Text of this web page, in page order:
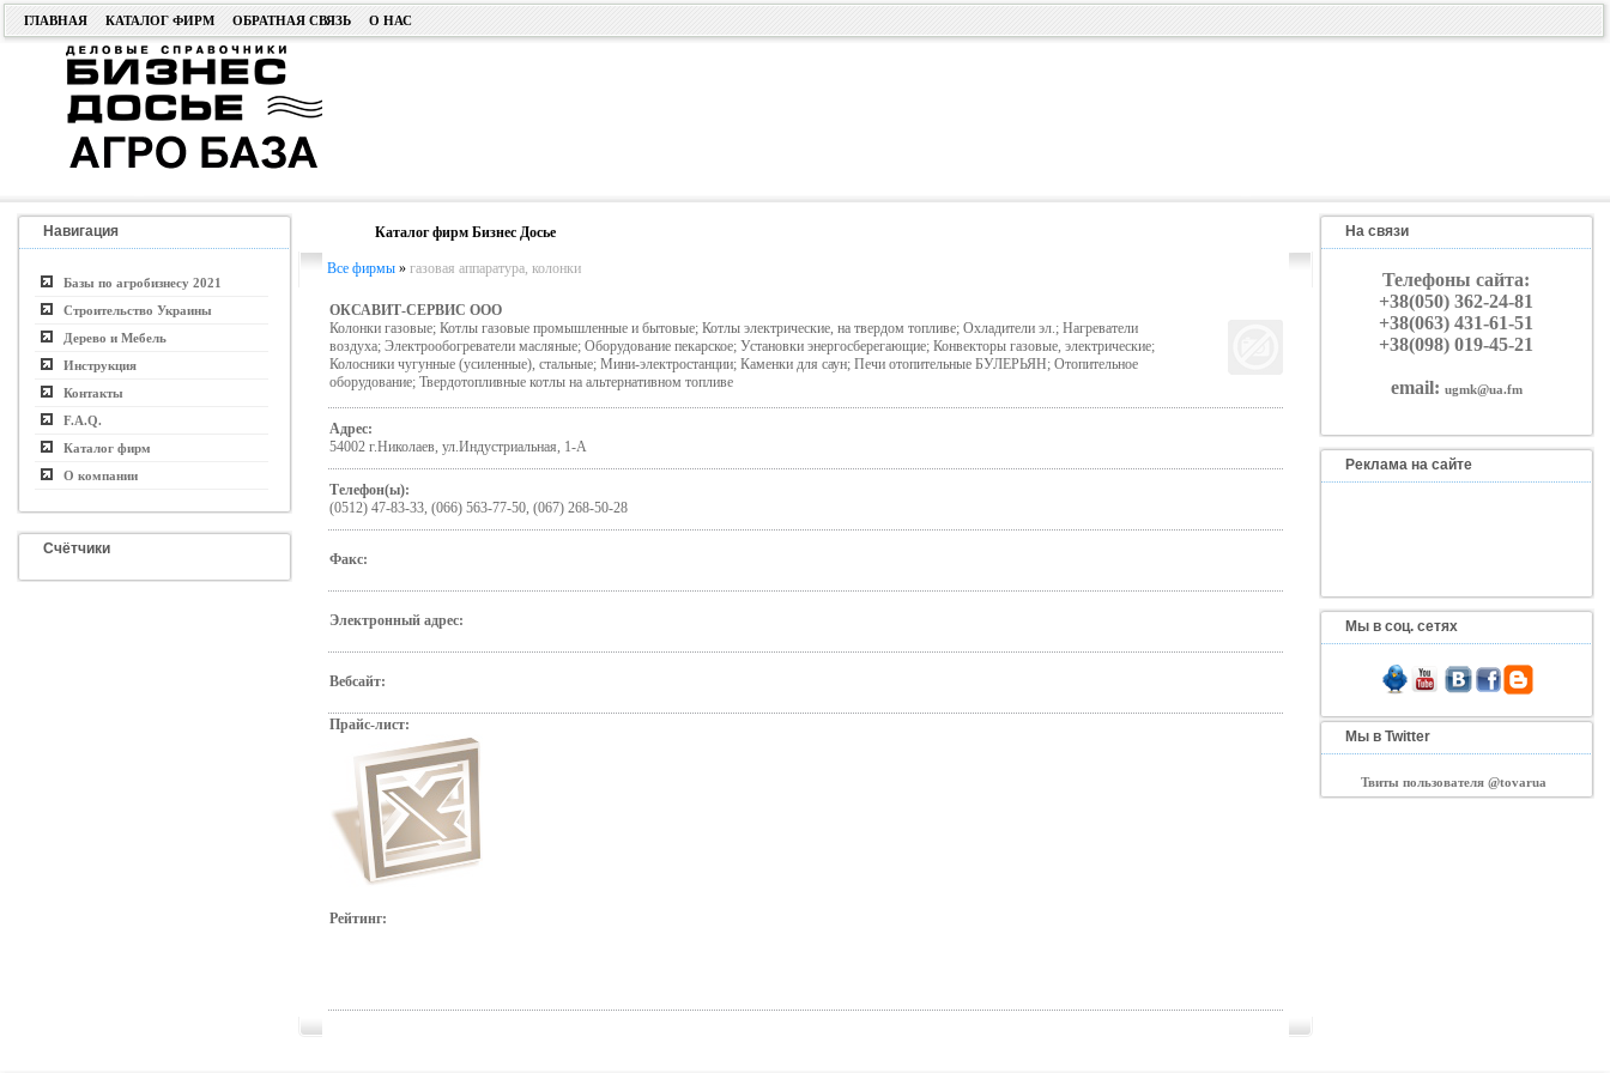
ГЛАВНАЯ КАТАЛОГ ФИРМ ОБРАТНАЯ СВЯЗЬ О НАС
Навигация
Базы по агробизнесу 2021
Строительство Украины
Дерево и Мебель
Инструкция
Контакты
F.A.Q.
Каталог фирм
О компании
Счётчики
Каталог фирм Бизнес Досье
Все фирмы» газовая аппаратура, колонки
ОКСАВИТ-СЕРВИС ООО
Колонки газовые; Котлы газовые промышленные и бытовые; Котлы электрические, на твердом топливе; Охладители эл.; Нагреватели
воздуха; Электрообогреватели масляные; Оборудование пекарское; Установки энергосберегающие; Конвекторы газовые, электрические;
Колосники чугунные (усиленные), стальные; Мини-электростанции; Каменки для саун; Печи отопительные БУЛЕРЬЯН; Отопительное
оборудование; Твердотопливные котлы на альтернативном топливе
Адрес:
54002 г.Николаев, ул.Индустриальная, 1-А
Телефон(ы):
(0512) 47-83-33, (066) 563-77-50, (067) 268-50-28
Факс:
Электронный адрес:
Вебсайт:
Прайс-лист:
Рейтинг:
На связи
Телефоны сайта:
+38(050) 362-24-81
+38(063) 431-61-51
+38(098) 019-45-21
email: ugmk@ua.fm
Реклама на сайте
Мы в соц. сетях
Мы в Twitter
Твиты пользователя @tovarua